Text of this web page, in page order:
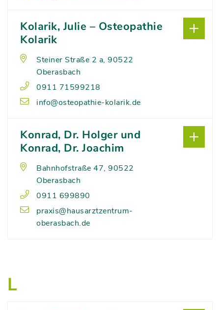
Kolarik, Julie – Osteopathie
Kolarik
Steiner Straße 2 a, 90522
Oberasbach
0911 71599218
info@osteopathie-kolarik.de
Konrad, Dr. Holger und
Konrad, Dr. Joachim
Bahnhofstraße 47, 90522
Oberasbach
0911 699890
praxis@hausarztzentrum-
oberasbach.de
L